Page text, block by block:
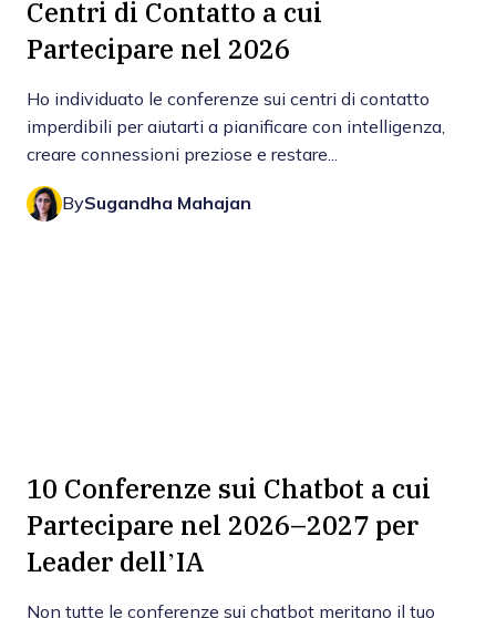
Centri di Contatto a cui
Partecipare nel 2026
Ho individuato le conferenze sui centri di contatto
imperdibili per aiutarti a pianificare con intelligenza,
creare connessioni preziose e restare...
BySugandha Mahajan
10 Conferenze sui Chatbot a cui
Partecipare nel 2026–2027 per
Leader dell’IA
Non tutte le conferenze sui chatbot meritano il tuo